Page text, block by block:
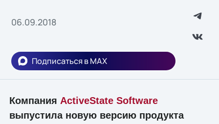
06.09.2018
Подписаться в MAX
Компания ActiveState Software
выпустила новую версию продукта